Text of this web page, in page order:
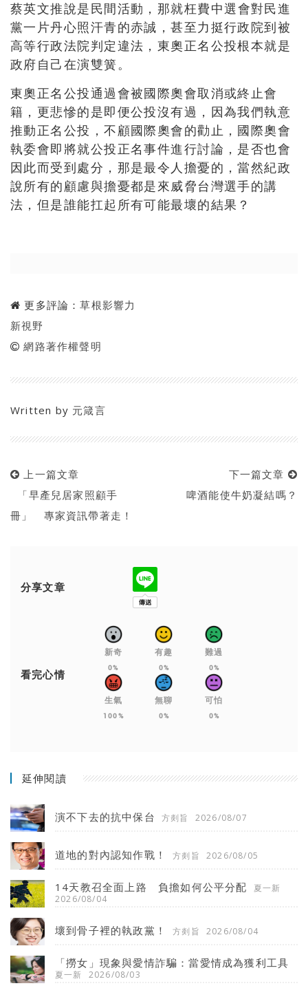
蔡英文推說是民間活動 ， 那就枉費中選會對民進
黨一片丹心照汗青的赤誠 ，甚至力挺行政院到被
高等行政法院判定違法 ， 東奧正名公投根本就是
政府自己在演雙簧。
東奧正名公投通過會被國際奧會取消或終止會
籍，更悲慘的是即便公投沒有過，因為我們執意
推動正名公投，不顧國際奧會的勸止，國際奧會
執委會即將就公投正名事件進行討論，是否也會
因此而受到處分，那是最令人擔憂的，當然紀政
說所有的顧慮與擔憂都是來威脅台灣選手的講
法，但是誰能扛起所有可能最壞的結果？
更多評論：草根影響力
新視野
網路著作權聲明
Written by 元箴言
上一篇文章
「早產兒居家照顧手
冊」 專家資訊帶著走！
下一篇文章
啤酒能使牛奶凝結嗎？
分享文章
看完心情
新奇
0%
有趣
0%
難過
0%
生氣
100%
無聊
0%
可怕
0%
延伸閱讀
演不下去的抗中保台 方剡旨 2026/08/07
道地的對內認知作戰！ 方剡旨 2026/08/05
14天教召全面上路 負擔如何公平分配
夏一新
2026/08/04
壞到骨子裡的執政黨！ 方剡旨 2026/08/04
「撈女」現象與愛情詐騙：當愛情成為獲利工具
夏一新 2026/08/03